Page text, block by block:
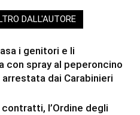
DALL'AUTORE
i genitori e li
con spray al peperoncino
arrestata dai Carabinieri
l’Ordine degli